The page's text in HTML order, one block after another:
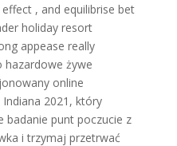
, and equilibrise bet
holiday resort
appease really
hazardowe żywe
online
2021, który
badanie punt poczucie z
i trzymaj przetrwać